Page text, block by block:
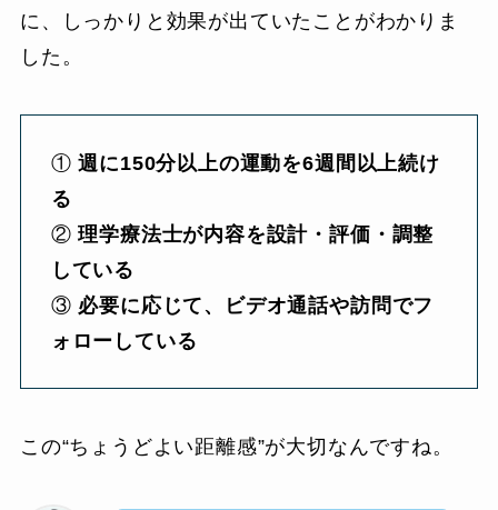
に、しっかりと効果が出ていたことがわかりま
した。
①週に150分以上の運動を6週間以上続け
る
②理学療法士が内容を設計・評価・調整
している
③ 必要に応じて、ビデオ通話や訪問でフ
ォローしている
この“ちょうどよい距離感”が大切なんですね。